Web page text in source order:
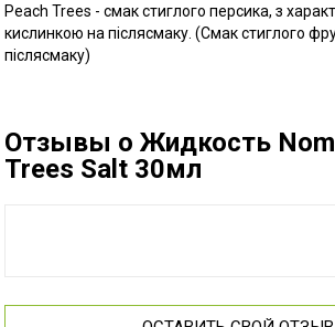
Peach Trees - смак стиглого персика, з
кислинкою на післясмаку. (Смак стиглого
післясмаку)
Отзывы о Жидкость
Trees Salt 30мл